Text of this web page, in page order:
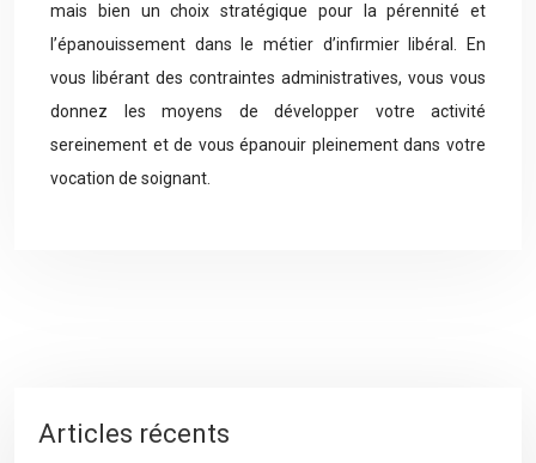
mais bien un choix stratégique pour la pérennité et
l’épanouissement dans le métier d’infirmier libéral. En
vous libérant des contraintes administratives, vous vous
donnez les moyens de développer votre activité
sereinement et de vous épanouir pleinement dans votre
vocation de soignant.
Articles récents